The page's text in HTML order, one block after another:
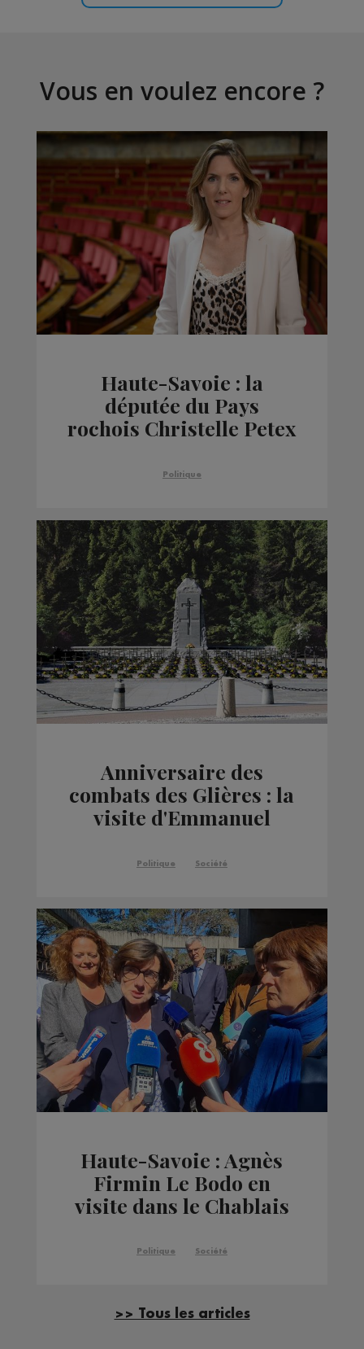
Vous en voulez encore ?
Haute-Savoie : la
députée du Pays
rochois Christelle Petex
Politique
Anniversaire des
combats des Glières : la
visite d'Emmanuel
Politique Société
Haute-Savoie : Agnès
Firmin Le Bodo en
visite dans le Chablais
Politique Société
>> Tous les articles